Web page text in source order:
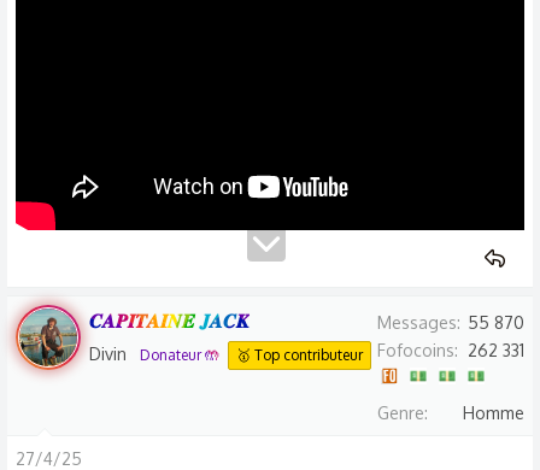
𝑪𝑨𝑷𝑰𝑻𝑨𝑰𝑵𝑬 𝑱𝑨𝑪𝑲
Divin Donateur 🤲 🥇 Top contributeur
Messages
55 870
Fofocoins
262 331
Genre Homme
27/4/25